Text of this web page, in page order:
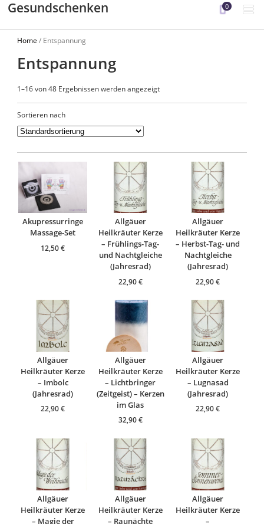
Gesundschenken 0
Home / Entspannung
Entspannung
1–16 von 48 Ergebnissen werden angezeigt
Sortieren nach
Akupressurringe
Massage-Set
12,50€
Allgäuer
Heilkräuter Kerze
– Frühlings-Tag-
und Nachtgleiche
(Jahresrad)
22,90€
Allgäuer
Heilkräuter Kerze
– Herbst-Tag- und
Nachtgleiche
(Jahresrad)
22,90€
Allgäuer
Heilkräuter Kerze
– Imbolc
(Jahresrad)
22,90€
Allgäuer
Heilkräuter Kerze
– Lichtbringer
(Zeitgeist) – Kerzen
im Glas
32,90€
Allgäuer
Heilkräuter Kerze
– Lugnasad
(Jahresrad)
22,90€
Allgäuer
Heilkräuter Kerze
– Magie der
Allgäuer
Heilkräuter Kerze
– Raunächte
Allgäuer
Heilkräuter Kerze
–